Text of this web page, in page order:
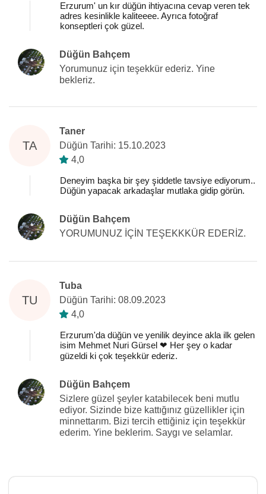
Erzurum' un kır düğün ihtiyacına cevap veren tek
adres kesinlikle kaliteeee. Ayrıca fotoğraf
konseptleri çok güzel.
Düğün Bahçem
Yorumunuz için teşekkür ederiz. Yine
bekleriz.
TA
Taner
Düğün Tarihi: 15.10.2023
4,0
Deneyim başka bir şey şiddetle tavsiye ediyorum..
Düğün yapacak arkadaşlar mutlaka gidip görün.
Düğün Bahçem
YORUMUNUZ İÇİN TEŞEKKKÜR EDERİZ.
TU
Tuba
Düğün Tarihi: 08.09.2023
4,0
Erzurum'da düğün ve yenilik deyince akla ilk gelen
isim Mehmet Nuri Gürsel ❤ Her şey o kadar
güzeldi ki çok teşekkür ederiz.
Düğün Bahçem
Sizlere güzel şeyler katabilecek beni mutlu
ediyor. Sizinde bize kattığınız güzellikler için
minnettarım. Bizi tercih ettiğiniz için teşekkür
ederim. Yine beklerim. Saygı ve selamlar.